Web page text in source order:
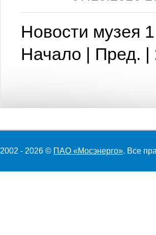
Новости музея
Начало | Пред. |
2002 - 2026 © ПАО «Мосэнерго». Все